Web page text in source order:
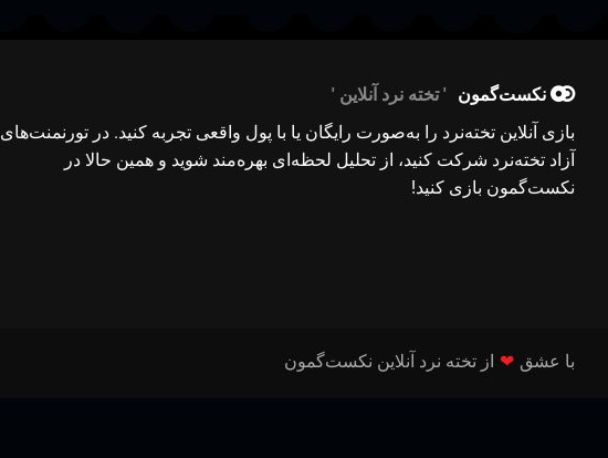
نکست‌گمون
تخته نرد آنلاین
بازی آنلاین تخته‌نرد را به‌صورت رایگان یا با پول واقعی تجربه کنید. در تورنمنت‌های
آزاد تخته‌نرد شرکت کنید، از تحلیل لحظه‌ای بهره‌مند شوید و همین حالا در
نکست‌گمون بازی کنید!
با عشق ❤ از تخته نرد آنلاین نکست‌گمون